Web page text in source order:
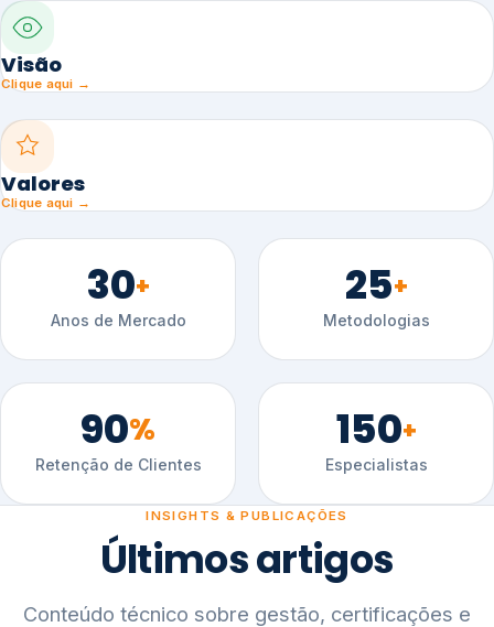
Visão
Clique aqui →
Valores
Clique aqui →
30+
Anos de Mercado
25+
Metodologias
90%
Retenção de Clientes
150+
Especialistas
INSIGHTS & PUBLICAÇÕES
Últimos artigos
Conteúdo técnico sobre gestão, certificações e